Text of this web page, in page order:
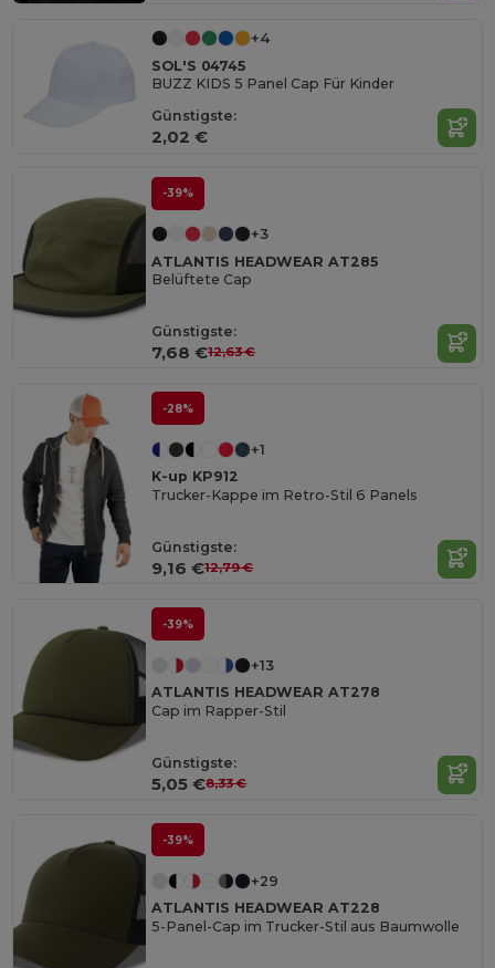
+4
SOL'S 04745
BUZZ KIDS 5 Panel Cap Für Kinder
Günstigste:
2,02 €
-39%
+3
ATLANTIS HEADWEAR AT285
Belüftete Cap
Günstigste:
7,68 €12,63 €
-28%
+1
K-up KP912
Trucker-Kappe im Retro-Stil 6 Panels
Günstigste:
9,16 €12,79 €
-39%
+13
ATLANTIS HEADWEAR AT278
Cap im Rapper-Stil
Günstigste:
5,05 €8,33 €
-39%
+29
ATLANTIS HEADWEAR AT228
5-Panel-Cap im Trucker-Stil aus Baumwolle